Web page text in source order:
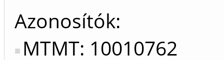
Azonosítók
MTMT: 10010762